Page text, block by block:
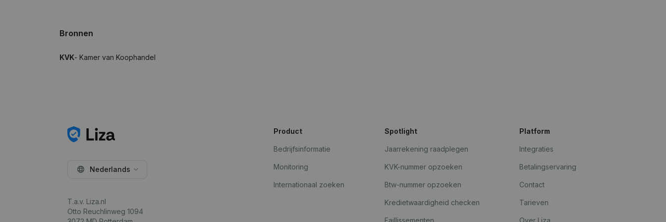
Bronnen
KVK- Kamer van Koophandel
Nederlands
T.a.v. Liza.nl
Otto Reuchlinweg 1094
Product
Bedrijfsinformatie
Monitoring
Internationaal zoeken
Spotlight
Jaarrekening raadplegen
KVK-nummer opzoeken
Btw-nummer opzoeken
Kredietwaardigheid checken
Faillissementen
Platform
Integraties
Betalingservaring
Contact
Tarieven
Over Liza